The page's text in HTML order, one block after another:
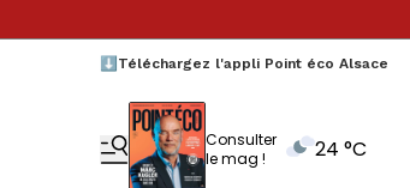
⬇️Téléchargez l'appli Point éco Alsace
Consulter
le mag !
24 °C